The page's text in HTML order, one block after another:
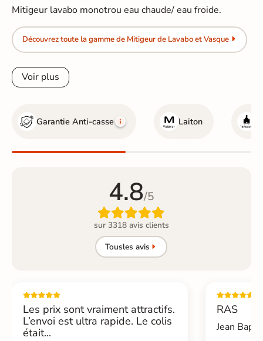
Mitigeur lavabo monotrou eau chaude/ eau froide.
Découvrez toute la gamme de Mitigeur de Lavabo et Vasque
Voir plus
Garantie Anti-casse Laiton
4.8/5

sur 3318 avis clients
Tousles avis
Les prix sont vraiment attractifs.
L’envoi est ultra rapide. Le colis
était...
RAS
Jean